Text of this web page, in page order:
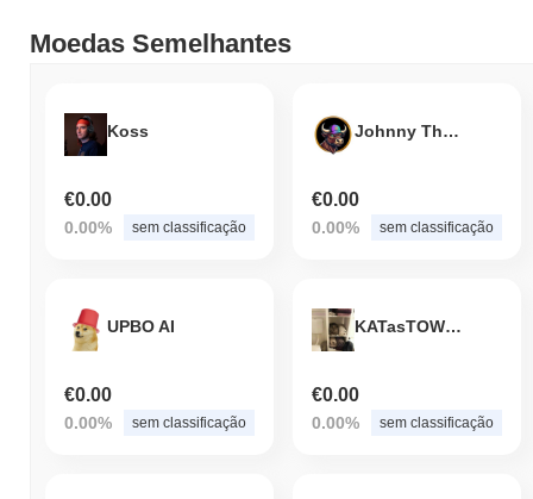
Moedas Semelhantes
Koss
€0.00
0.00% sem classificação
Johnny The Bull
€0.00
0.00% sem classificação
UPBO AI
€0.00
0.00% sem classificação
KATasTOWEL
€0.00
0.00% sem classificação